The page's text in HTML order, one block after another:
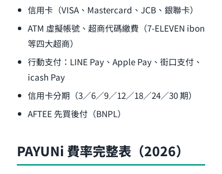
信用卡（VISA、Mastercard、JCB、銀聯卡）
ATM 虛擬帳號、超商代碼繳費（7-ELEVEN ibon
等四大超商）
行動支付：LINE Pay、Apple Pay、街口支付、
icash Pay
信用卡分期（3／6／9／12／18／24／30 期）
AFTEE 先買後付（BNPL）
PAYUNi 費率完整表（2026）